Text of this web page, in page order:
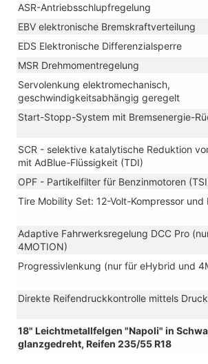
ASR-Antriebsschlupfregelung
EBV elektronische Bremskraftverteilung
EDS Elektronische Differenzialsperre
MSR Drehmomentregelung
Servolenkung elektromechanisch,
geschwindigkeitsabhängig geregelt
Start-Stopp-System mit Bremsenergie-
SCR - selektive katalytische Reduktion
mit AdBlue-Flüssigkeit (TDI)
OPF - Partikelfilter für Benzinmotoren
Tire Mobility Set: 12-Volt-Kompressor
Adaptive Fahrwerksregelung DCC Pro
4MOTION)
Progressivlenkung (nur für eHybrid und
Direkte Reifendruckkontrolle mittels
18" Leichtmetallfelgen "Napoli" in
glanzgedreht, Reifen 235/55 R18